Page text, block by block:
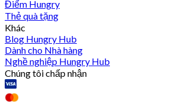
Điểm Hungry
Thẻ quà tặng
Khác
Blog Hungry Hub
Dành cho Nhà hàng
Nghề nghiệp Hungry Hub
Chúng tôi chấp nhận